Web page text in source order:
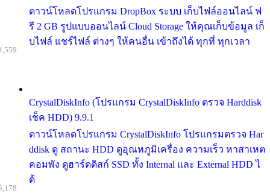
ดาวน์โหลดโปรแกรม DropBox ระบบ เก็บไฟล์ออนไลน์ ฟ
รี 2 GB รูปแบบออนไลน์ Cloud Storage ให้คุณเก็บข้อมูล เก็
บไฟล์ แชร์ไฟล์ ต่างๆ ให้คนอื่น เข้าถึงได้ ทุกที่ ทุกเวลา
CrystalDiskInfo (โปรแกรม CrystalDiskInfo ตรวจ Harddisk
เช็ค HDD) 9.9.1
ดาวน์โหลดโปรแกรม CrystalDiskInfo โปรแกรมตรวจ Har
ddisk ดู สถานะ HDD ดูอุณหภูมิเครื่อง ความเร็ว หาสาเหต
คอมพัง ดูฮาร์ดดิสก์ SSD ทั้ง Internal และ External HDD ไ
ด้